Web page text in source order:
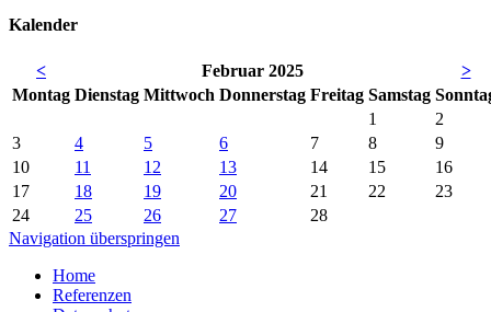
Kalender
< Februar 2025
>
Montag Dienstag Mittwoch Donnerstag Freitag Samstag So
1
2
3
4 5 6 7 8
9
10
11 12 13 14 15
16
17
18 19 20 21 22
23
24
25 26 27
28
Navigation überspringen
Home
Referenzen